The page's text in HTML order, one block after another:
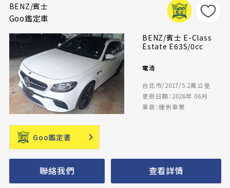
BENZ/賓士
Goo鑑定車
BENZ/賓士 E-Class
Estate E63S/0cc
電洽
台北市/2017/5.2萬公里
更新日期：2026年 06月
車商：捷俐車業
Goo鑑定書
聯絡我們 查看詳情